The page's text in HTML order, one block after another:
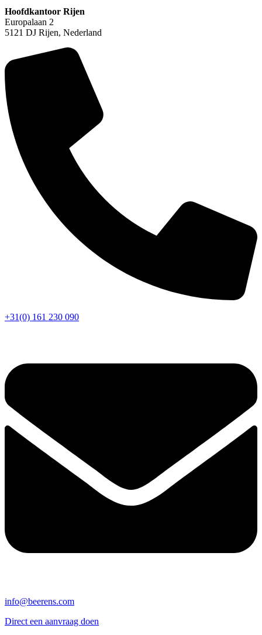
Hoofdkantoor Rijen
Europalaan 2
5121 DJ Rijen, Nederland
+31(0) 161 230 090
info@beerens.com
Direct een aanvraag doen